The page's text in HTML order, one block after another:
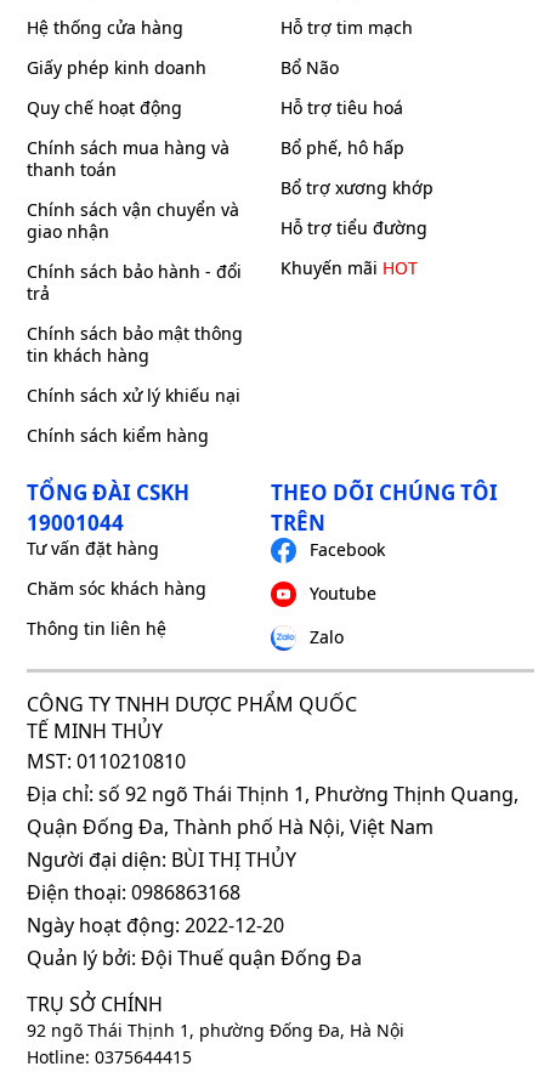
Hệ thống cửa hàng
Giấy phép kinh doanh
Quy chế hoạt động
Chính sách mua hàng và
thanh toán
Chính sách vận chuyển và
giao nhận
Chính sách bảo hành - đổi
trả
Chính sách bảo mật thông
tin khách hàng
Chính sách xử lý khiếu nại
Chính sách kiểm hàng
Hỗ trợ tim mạch
Bổ Não
Hỗ trợ tiêu hoá
Bổ phế, hô hấp
Bổ trợ xương khớp
Hỗ trợ tiểu đường
Khuyến mãi HOT
TỔNG ĐÀI CSKH
19001044
Tư vấn đặt hàng
Chăm sóc khách hàng
Thông tin liên hệ
THEO DÕI CHÚNG TÔI
TRÊN
Facebook
Youtube
Zalo
CÔNG TY TNHH DƯỢC PHẨM QUỐC
TẾ MINH THỦY
MST: 0110210810
Địa chỉ: số 92 ngõ Thái Thịnh 1, Phường Thịnh Quang,
Quận Đống Đa, Thành phố Hà Nội, Việt Nam
Người đại diện: BÙI THỊ THỦY
Điện thoại: 0986863168
Ngày hoạt động: 2022-12-20
Quản lý bởi: Đội Thuế quận Đống Đa
TRỤ SỞ CHÍNH
92 ngõ Thái Thịnh 1, phường Đống Đa, Hà Nội
Hotline: 0375644415